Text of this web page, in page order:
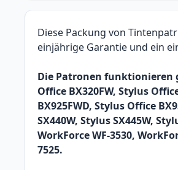
Diese Packung von
einjährige Garantie und ein
Die Patronen funktionieren
Office BX320FW, Stylus
BX925FWD, Stylus Office
SX440W, Stylus SX445W,
WorkForce WF-3530,
7525.